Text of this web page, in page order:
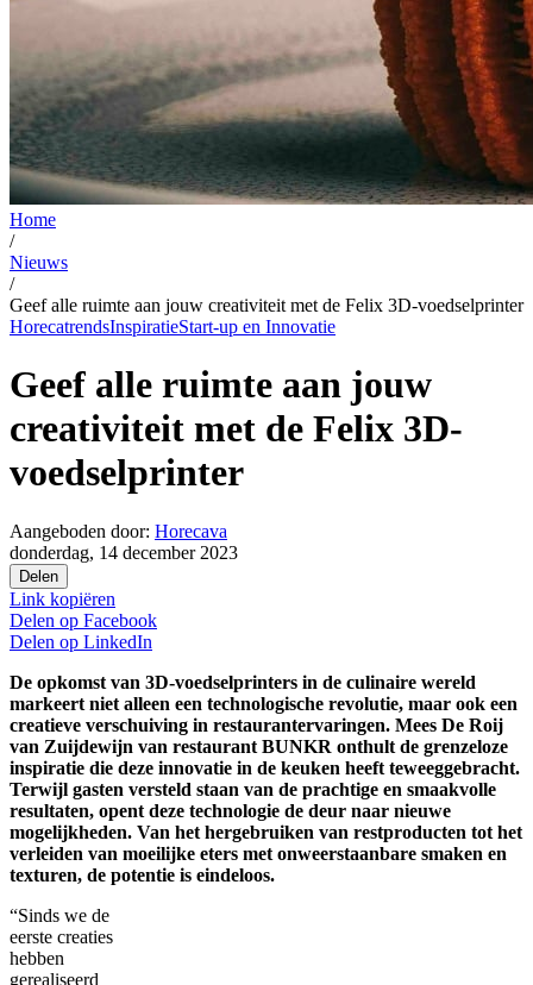
Home
/
Nieuws
/
Geef alle ruimte aan jouw creativiteit met de Felix 3D-voedselprinter
HorecatrendsInspiratieStart-up en Innovatie
Geef alle ruimte aan jouw
creativiteit met de Felix 3D-
voedselprinter
Aangeboden door: Horecava
donderdag, 14 december 2023
Delen
Link kopiëren
Delen op Facebook
Delen op LinkedIn
De opkomst van 3D-voedselprinters in de culinaire wereld
markeert niet alleen een technologische revolutie, maar ook een
creatieve verschuiving in restaurantervaringen. Mees De Roij
van Zuijdewijn van restaurant BUNKR onthult de grenzeloze
inspiratie die deze innovatie in de keuken heeft teweeggebracht.
Terwijl gasten versteld staan van de prachtige en smaakvolle
resultaten, opent deze technologie de deur naar nieuwe
mogelijkheden. Van het hergebruiken van restproducten tot het
verleiden van moeilijke eters met onweerstaanbare smaken en
texturen, de potentie is eindeloos.
“Sinds we de
eerste creaties
hebben
gerealiseerd